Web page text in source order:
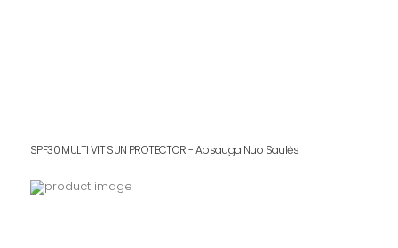
SPF30 MULTI VIT SUN PROTECTOR - Apsauga Nuo Saulės